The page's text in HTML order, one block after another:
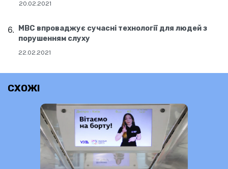
20.02.2021
МВС впроваджує сучасні технології для людей з
порушенням слуху
22.02.2021
СХОЖІ